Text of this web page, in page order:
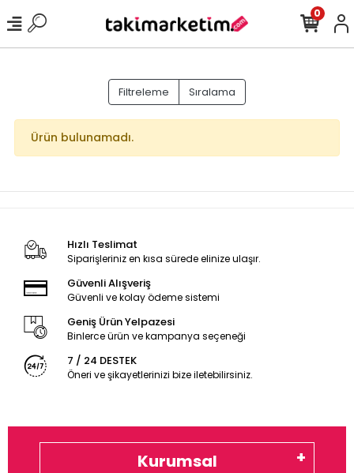
0
Filtreleme Sıralama
Ürün bulunamadı.
Hızlı Teslimat
Siparişleriniz en kısa sürede elinize ulaşır.
Güvenli Alışveriş
Güvenli ve kolay ödeme sistemi
Geniş Ürün Yelpazesi
Binlerce ürün ve kampanya seçeneği
7 / 24 DESTEK
Öneri ve şikayetlerinizi bize iletebilirsiniz.
Kurumsal